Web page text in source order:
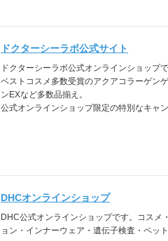
ドクターシーラボ公式サイト
ドクターシーラボ公式オンラインショップで
ベストコスメ多数受賞のアクアコラーゲン
ンEXなど多数品揃え。
公式オンラインショップ限定の特別なキャ
DHCオンラインショップ
DHC公式オンラインショップです。コスメ
ョン・インナーウェア・遺伝子検査・ペッ